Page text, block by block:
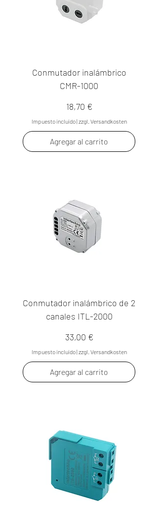
Conmutador inalámbrico
CMR-1000
Precio
18,70 €
Impuesto incluido|zzgl. Versandkosten
Agregar al carrito
Conmutador inalámbrico de 2
canales ITL-2000
Precio
33,00 €
Impuesto incluido|zzgl. Versandkosten
Agregar al carrito